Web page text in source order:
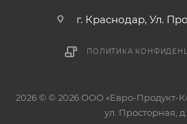
г. Краснодар, ​Ул.
ПОЛИТИКА
2026 © © 2026 ООО «Евро-Продукт-
ул. Просторная,